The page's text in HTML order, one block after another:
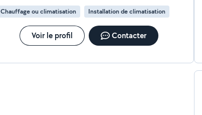
Chauffage ou climatisation Installation de climatisation
Voir le profil Contacter